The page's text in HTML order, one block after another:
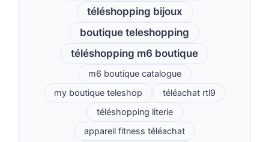
téléshopping bijoux
boutique teleshopping
téléshopping m6 boutique
m6 boutique catalogue
my boutique teleshop
téléachat rtl9
téléshopping literie
appareil fitness téléachat